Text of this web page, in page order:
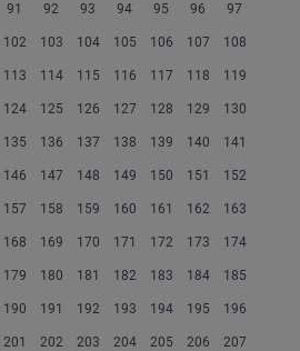
91 92 93 94 95 96 97
102 103 104 105 106 107 108
113 114 115 116 117 118 119
124 125 126 127 128 129 130
135 136 137 138 139 140 141
146 147 148 149 150 151 152
157 158 159 160 161 162 163
168 169 170 171 172 173 174
179 180 181 182 183 184 185
190 191 192 193 194 195 196
201 202 203 204 205 206 207